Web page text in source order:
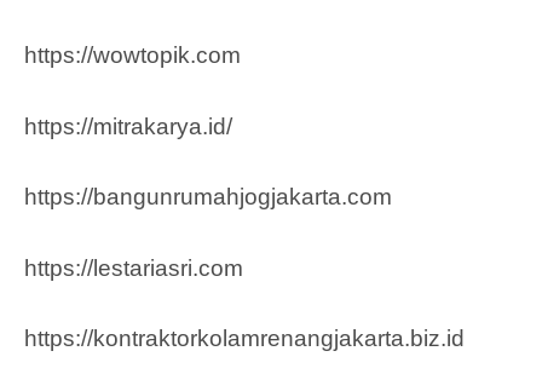
https://wowtopik.com
https://mitrakarya.id/
https://bangunrumahjogjakarta.com
https://lestariasri.com
https://kontraktorkolamrenangjakarta.biz.id